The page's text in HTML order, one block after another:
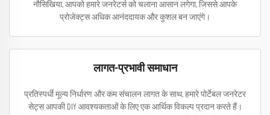
नौसिखिया, आपको हमारे जनरेटर्स को चलाना आसान लगेगा, जिससे आपके
प्रोजेक्ट्स अधिक आनंददायक और कुशल बन जाएंगे।
लागत-प्रभावी समाधान
प्रतिस्पर्धी मूल्य निर्धारण और कम संचालन लागत के साथ, हमारे पोर्टेबल जनरेटर
सेट्स आपकी DIY आवश्यकताओं के लिए एक आर्थिक विकल्प प्रदान करते हैं।